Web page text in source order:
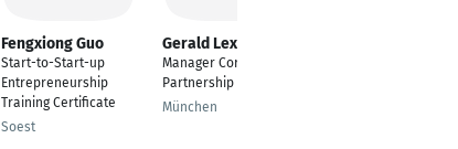
Fengxiong Guo
Start-to-Start-up
Entrepreneurship
Training Certificate
Soest
Gerald Lex
Manager Corporate
Partnership
München